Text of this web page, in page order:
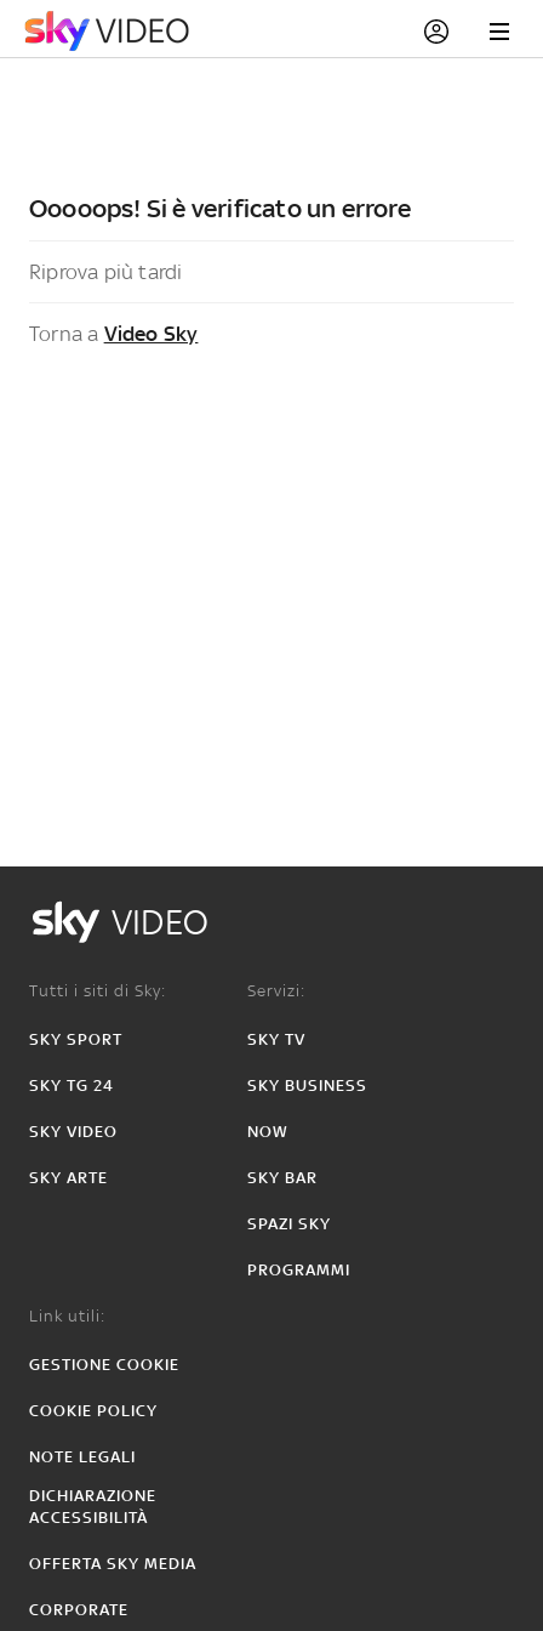
Ooooops! Si è verificato un errore
Riprova più tardi
Torna a Video Sky
VIDEO
Tutti i siti di Sky:
SKY SPORT
SKY TG 24
SKY VIDEO
SKY ARTE
Servizi:
SKY TV
SKY BUSINESS
NOW
SKY BAR
SPAZI SKY
PROGRAMMI
Link utili:
GESTIONE COOKIE
COOKIE POLICY
NOTE LEGALI
DICHIARAZIONE
ACCESSIBILITÀ
OFFERTA SKY MEDIA
CORPORATE